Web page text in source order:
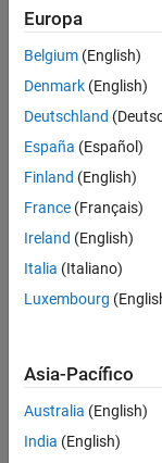
Europa
Belgium (English)
Denmark (English)
Deutschland
España (Español)
Finland (English)
France (Français)
Ireland (English)
Italia (Italiano)
Luxembourg
Asia-Pacífico
Australia (English)
India (English)
Centro de
Política de
Información de
© 1994-2026